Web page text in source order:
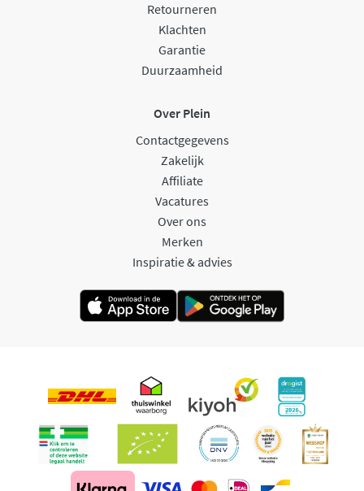
Retourneren
Klachten
Garantie
Duurzaamheid
Over Plein
Contactgegevens
Zakelijk
Affiliate
Vacatures
Over ons
Merken
Inspiratie & advies